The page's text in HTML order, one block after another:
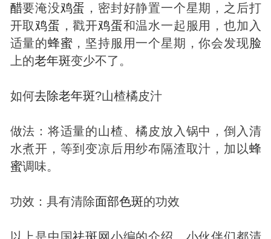
醋要淹没鸡蛋 ，密封好静置一个星期，之后打
开取 鸡蛋 ，戳开鸡蛋和温水一起服用，也加入
适量的蜂蜜 ，坚持服用一个星期，你会发现脸
上的老年斑变少不了。
如何去除老年斑?山楂橘皮汁
做法：将适量的山楂、橘皮放入锅中，倒入清
水煮开，等到变凉后用纱布隔渣取汁，加以蜂
蜜调味。
功效：具有清除面部色斑的功效